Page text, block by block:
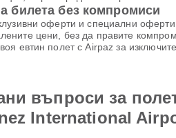
билета без компромиси
оферти и специални
цени, без да правите
евтин полет с Airpaz за
въпроси за
International